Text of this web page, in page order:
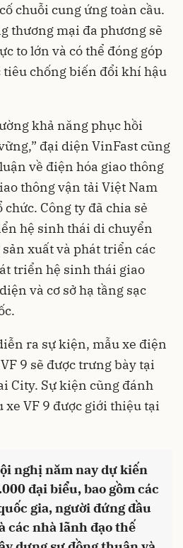
chuỗi cung ứng toàn cầu.
thương mại đa phương sẽ
to lớn và có thể đóng góp
tiêu chống biến đổi khí hậu
khả năng phục hồi
đại diện VinFast cũng
về điện hóa giao thông
thông vận tải Việt Nam
Công ty đã chia sẻ
hệ sinh thái di chuyển
xuất và phát triển các
triển hệ sinh thái giao
và cơ sở hạ tầng sạc
ra sự kiện, mẫu xe điện
9 sẽ được trưng bày tại
City. Sự kiện cũng đánh
xe VF 9 được giới thiệu tại
nghị năm nay dự kiến
đại biểu, bao gồm các
gia, người đứng đầu
các nhà lãnh đạo thế